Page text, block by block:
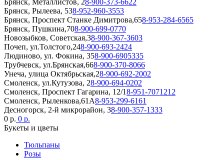
Брянск, Металлистов, 28-900-373-6622
Брянск, Рылеева, 538-952-960-3553
Брянск, Проспект Станке Димитрова,658-953-284-6565
Брянск, Пушкина,708-900-699-0770
Новозыбков, Советская,38-900-367-3603
Почеп, ул.Толстого,248-900-693-2424
Людиново, ул. Фокина, 358-900-6905335
Трубчевск, ул.Брянская,668-900-370-8066
Унеча, улица Октябрьская,28-900-692-2002
Смоленск, ул.Кутузова, 28-900-694-0202
Смоленск, Проспект Гагарина, 12/18-951-7071212
Смоленск, Рыленкова,61А8-953-299-6161
Десногорск, 2-й микрорайон, 38-900-357-1333
0 р. 0 р.
Букеты и цветы
Тюльпаны
Розы